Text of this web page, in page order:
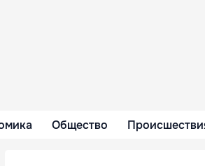
Общество